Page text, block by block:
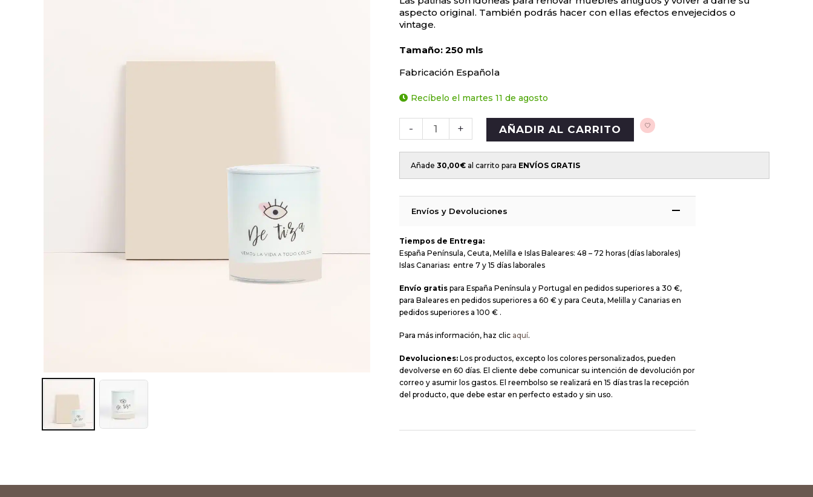
aspecto original. También podrás hacer con ellas efectos envejecidos o
vintage.
Tamaño: 250 mls
Fabricación Española
Recíbelo el martes 11 de agosto
- + AÑADIR AL CARRITO
Añade 30,00€ al carrito para ENVÍOS GRATIS
Envíos y Devoluciones
Tiempos de Entrega:
España Península, Ceuta, Melilla e Islas Baleares: 48 – 72 horas (días laborales)
Islas Canarias: entre 7 y 15 días laborales
Envío gratis para España Península y Portugal en pedidos superiores a 30 €,
para Baleares en pedidos superiores a 60 € y para Ceuta, Melilla y Canarias en
pedidos superiores a 100 € .
Para más información, haz clic aquí.
Devoluciones: Los productos, excepto los colores personalizados, pueden
devolverse en 60 días. El cliente debe comunicar su intención de devolución por
correo y asumir los gastos. El reembolso se realizará en 15 días tras la recepción
del producto, que debe estar en perfecto estado y sin uso.